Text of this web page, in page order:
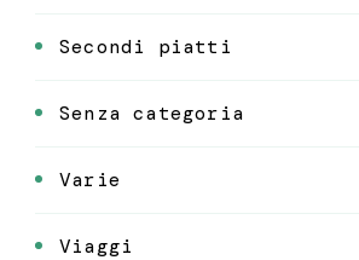
Secondi piatti
Senza categoria
Varie
Viaggi